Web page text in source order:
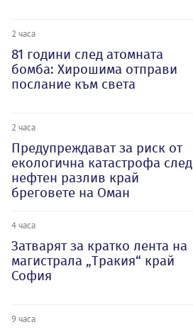
2 часа
81 години след атомната
бомба: Хирошима отправи
послание към света
2 часа
Предупреждават за риск от
екологична катастрофа след
нефтен разлив край
бреговете на Оман
4 часа
Затварят за кратко лента на
магистрала „Тракия“ край
София
9 часа